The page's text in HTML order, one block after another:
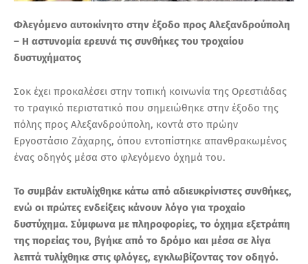
Φλεγόμενο αυτοκίνητο στην έξοδο προς Αλεξανδρούπολη
– Η αστυνομία ερευνά τις συνθήκες του τροχαίου
δυστυχήματος
Σοκ έχει προκαλέσει στην τοπική κοινωνία της Ορεστιάδας
το τραγικό περιστατικό που σημειώθηκε στην έξοδο της
πόλης προς Αλεξανδρούπολη, κοντά στο πρώην
Εργοστάσιο Ζάχαρης, όπου εντοπίστηκε απανθρακωμένος
ένας οδηγός μέσα στο φλεγόμενο όχημά του.
Το συμβάν εκτυλίχθηκε κάτω από αδιευκρίνιστες συνθήκες,
ενώ οι πρώτες ενδείξεις κάνουν λόγο για τροχαίο
δυστύχημα. Σύμφωνα με πληροφορίες, το όχημα εξετράπη
της πορείας του, βγήκε από το δρόμο και μέσα σε λίγα
λεπτά τυλίχθηκε στις φλόγες, εγκλωβίζοντας τον οδηγό.